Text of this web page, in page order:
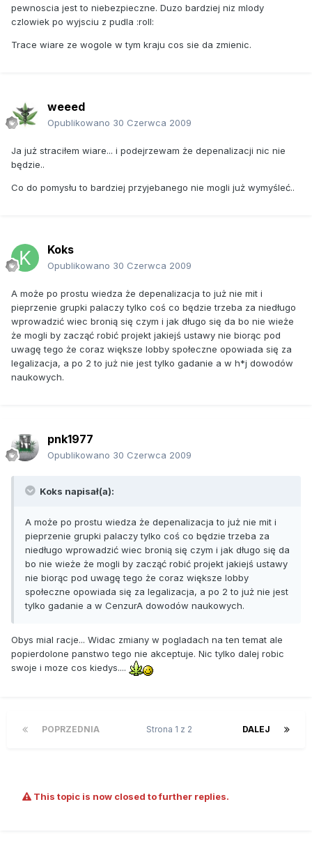
pewnoscia jest to niebezpieczne. Duzo bardziej niz mlody
czlowiek po wyjsciu z pudla :roll:
Trace wiare ze wogole w tym kraju cos sie da zmienic.
weeed
Opublikowano 30 Czerwca 2009
Ja już straciłem wiare... i podejrzewam że depenalizacji nic nie
będzie..
Co do pomysłu to bardziej przyjebanego nie mogli już wymyśleć..
Koks
Opublikowano 30 Czerwca 2009
A może po prostu wiedza że depenalizacja to już nie mit i
pieprzenie grupki palaczy tylko coś co będzie trzeba za niedługo
wprowadzić wiec bronią się czym i jak długo się da bo nie wieże
że mogli by zacząć robić projekt jakiejś ustawy nie biorąc pod
uwagę tego że coraz większe lobby społeczne opowiada się za
legalizacja, a po 2 to już nie jest tylko gadanie a w h*j dowodów
naukowych.
pnk1977
Opublikowano 30 Czerwca 2009
Koks napisał(a):
A może po prostu wiedza że depenalizacja to już nie mit i
pieprzenie grupki palaczy tylko coś co będzie trzeba za
niedługo wprowadzić wiec bronią się czym i jak długo się da
bo nie wieże że mogli by zacząć robić projekt jakiejś ustawy
nie biorąc pod uwagę tego że coraz większe lobby
społeczne opowiada się za legalizacja, a po 2 to już nie jest
tylko gadanie a w CenzurA dowodów naukowych.
Obys mial racje... Widac zmiany w pogladach na ten temat ale
popierdolone panstwo tego nie akceptuje. Nic tylko dalej robic
swoje i moze cos kiedys....
POPRZEDNIA DALEJ
Strona 1 z 2
This topic is now closed to further replies.